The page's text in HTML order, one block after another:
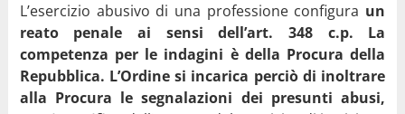
L’esercizio abusivo di una professione configura un
reato penale ai sensi dell’art. 348 c.p. La
competenza per le indagini è della Procura della
Repubblica. L’Ordine si incarica perciò di inoltrare
alla Procura le segnalazioni dei presunti abusi,